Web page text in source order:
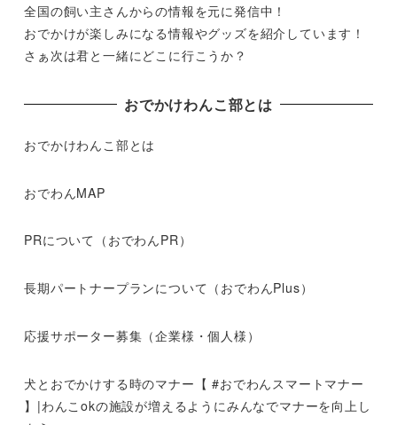
全国の飼い主さんからの情報を元に発信中！
おでかけが楽しみになる情報やグッズを紹介しています！
さぁ次は君と一緒にどこに行こうか？
おでかけわんこ部とは
おでかけわんこ部とは
おでわんMAP
PRについて（おでわんPR）
長期パートナープランについて（おでわんPlus）
応援サポーター募集（企業様・個人様）
犬とおでかけする時のマナー【 #おでわんスマートマナー
】|わんこokの施設が増えるようにみんなでマナーを向上し